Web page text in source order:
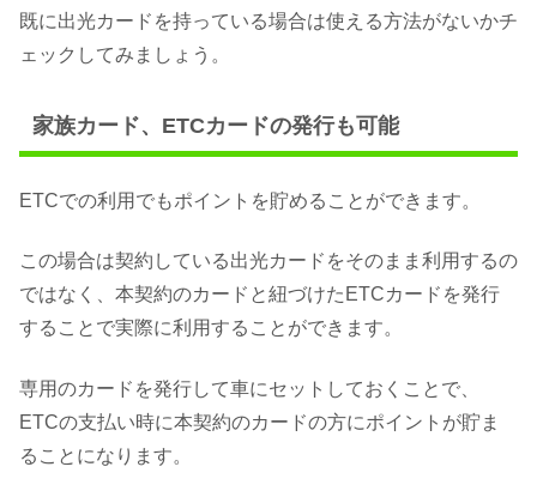
既に出光カードを持っている場合は使える方法がないかチ
ェックしてみましょう。
家族カード、ETCカードの発行も可能
ETCでの利用でもポイントを貯めることができます。
この場合は契約している出光カードをそのまま利用するの
ではなく、本契約のカードと紐づけたETCカードを発行
することで実際に利用することができます。
専用のカードを発行して車にセットしておくことで、
ETCの支払い時に本契約のカードの方にポイントが貯ま
ることになります。